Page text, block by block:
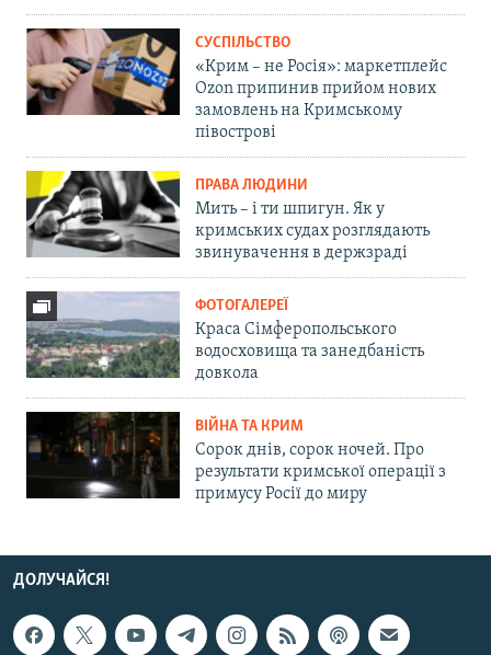
СУСПІЛЬСТВО
«Крим – не Росія»: маркетплейс
Ozon припинив прийом нових
замовлень на Кримському
півострові
ПРАВА ЛЮДИНИ
Мить – і ти шпигун. Як у
кримських судах розглядають
звинувачення в держзраді
ФОТОГАЛЕРЕЇ
Краса Сімферопольського
водосховища та занедбаність
довкола
ВІЙНА ТА КРИМ
Сорок днів, сорок ночей. Про
результати кримської операції з
примусу Росії до миру
ДОЛУЧАЙСЯ!